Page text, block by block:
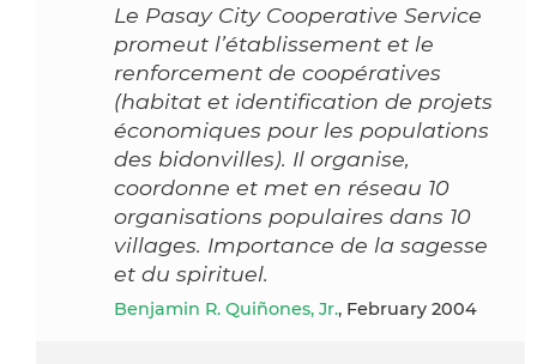
Le Pasay City Cooperative Service
promeut l’établissement et le
renforcement de coopératives
(habitat et identification de projets
économiques pour les populations
des bidonvilles). Il organise,
coordonne et met en réseau 10
organisations populaires dans 10
villages. Importance de la sagesse
et du spirituel.
Benjamin R. Quiñones, Jr., February 2004